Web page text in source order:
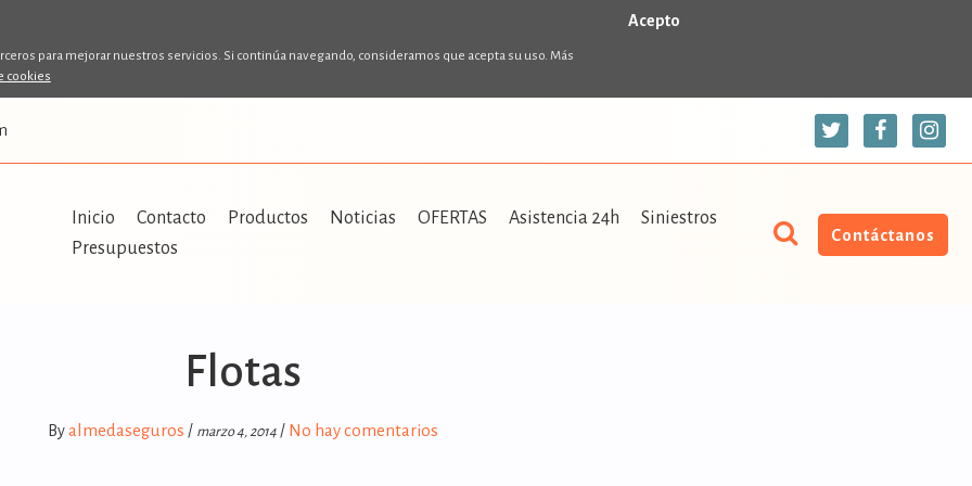
para mejorar nuestros servicios. Si continúa navegando, consideramos que acepta su uso. Más
cookies
Acepto
Inicio Contacto Productos Noticias OFERTAS Asistencia 24h
Siniestros
Presupuestos
Contáctanos
Flotas
Byalmedaseguros / marzo 4, 2014 / No hay comentarios